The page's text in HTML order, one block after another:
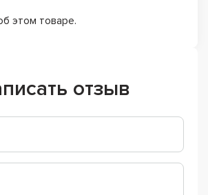
этом товаре.
отзыв